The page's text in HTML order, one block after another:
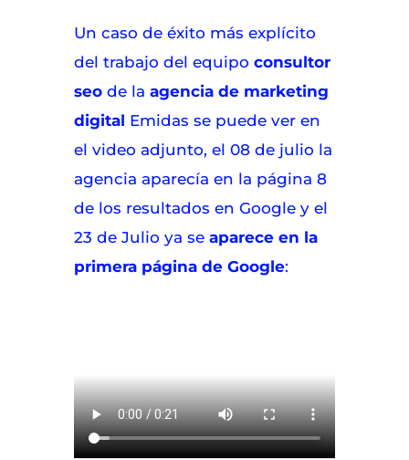
Un caso de éxito más explícito
del trabajo del equipo consultor
seode la agencia de marketing
digital Emidas se puede ver en
el video adjunto, el 08 de julio la
agencia aparecía en la página 8
de los resultados en Google y el
23 de Julio ya se aparece en la
primera página de Google: